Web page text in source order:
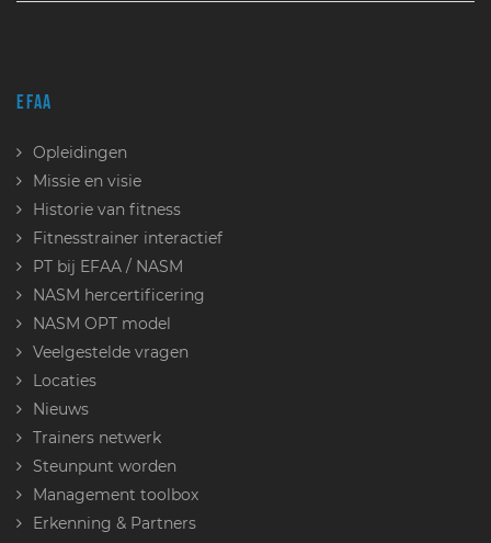
EFAA
Opleidingen
Missie en visie
Historie van fitness
Fitnesstrainer interactief
PT bij EFAA / NASM
NASM hercertificering
NASM OPT model
Veelgestelde vragen
Locaties
Nieuws
Trainers netwerk
Steunpunt worden
Management toolbox
Erkenning & Partners